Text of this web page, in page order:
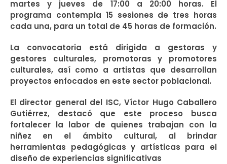
martes y jueves de 17:00 a 20:00 horas. El
programa contempla 15 sesiones de tres horas
cada una, para un total de 45 horas de formación.
La convocatoria está dirigida a gestoras y
gestores culturales, promotoras y promotores
culturales, así como a artistas que desarrollan
proyectos enfocados en este sector poblacional.
El director general del ISC, Víctor Hugo Caballero
Gutiérrez, destacó que este proceso busca
fortalecer la labor de quienes trabajan con la
niñez en el ámbito cultural, al brindar
herramientas pedagógicas y artísticas para el
diseño de experiencias significativas